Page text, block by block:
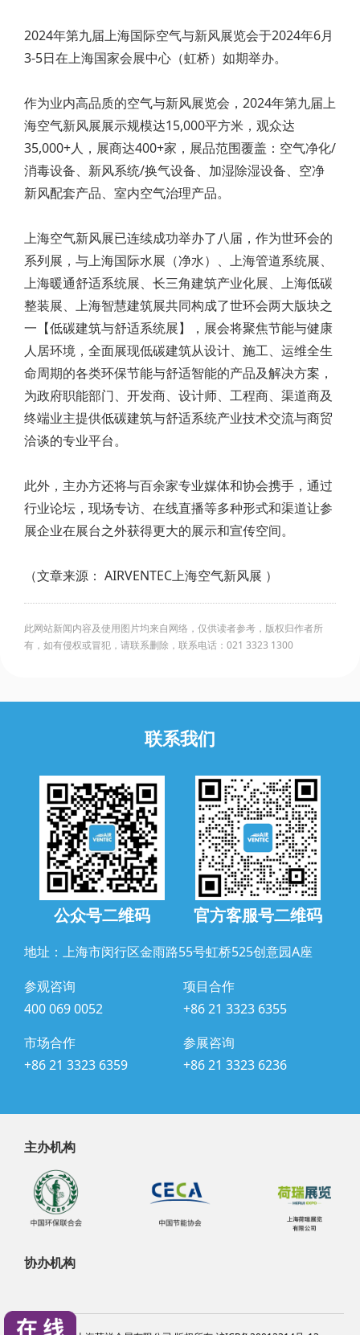
2024年第九届上海国际空气与新风展览会于2024年6月
3-5日在上海国家会展中心（虹桥）如期举办。
作为业内高品质的空气与新风展览会，2024年第九届上
海空气新风展展示规模达15,000平方米，观众达
35,000+人，展商达400+家，展品范围覆盖：空气净化/
消毒设备、新风系统/换气设备、加湿除湿设备、空净
新风配套产品、室内空气治理产品。
上海空气新风展已连续成功举办了八届，作为世环会的
系列展，与上海国际水展（净水）、上海管道系统展、
上海暖通舒适系统展、长三角建筑产业化展、上海低碳
整装展、上海智慧建筑展共同构成了世环会两大版块之
一【低碳建筑与舒适系统展】，展会将聚焦节能与健康
人居环境，全面展现低碳建筑从设计、施工、运维全生
命周期的各类环保节能与舒适智能的产品及解决方案，
为政府职能部门、开发商、设计师、工程商、渠道商及
终端业主提供低碳建筑与舒适系统产业技术交流与商贸
洽谈的专业平台。
此外，主办方还将与百余家专业媒体和协会携手，通过
行业论坛，现场专访、在线直播等多种形式和渠道让参
展企业在展台之外获得更大的展示和宣传空间。
（文章来源： AIRVENTEC上海空气新风展 ）
此网站新闻内容及使用图片均来自网络，仅供读者参考，版权归作者所
有，如有侵权或冒犯，请联系删除，联系电话：021 3323 1300
联系我们
公众号二维码 官方客服号二维码
地址：上海市闵行区金雨路55号虹桥525创意园A座
参观咨询
400 069 0052
项目合作
+86 21 3323 6355
市场合作
+86 21 3323 6359
参展咨询
+86 21 3323 6236
主办机构
协办机构